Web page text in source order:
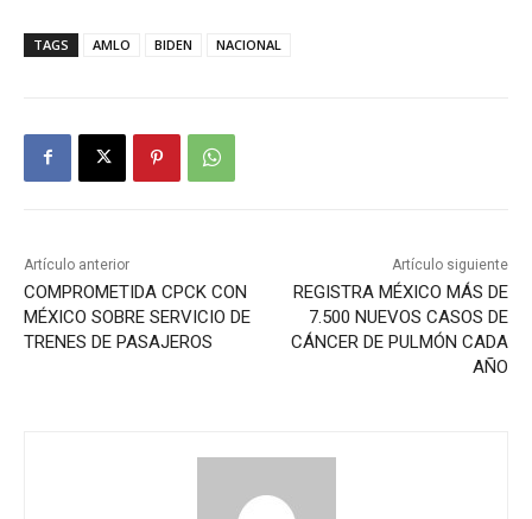
TAGS AMLO BIDEN NACIONAL
Artículo anterior
COMPROMETIDA CPCK CON
MÉXICO SOBRE SERVICIO DE
TRENES DE PASAJEROS
Artículo siguiente
REGISTRA MÉXICO MÁS DE
7.500 NUEVOS CASOS DE
CÁNCER DE PULMÓN CADA
AÑO